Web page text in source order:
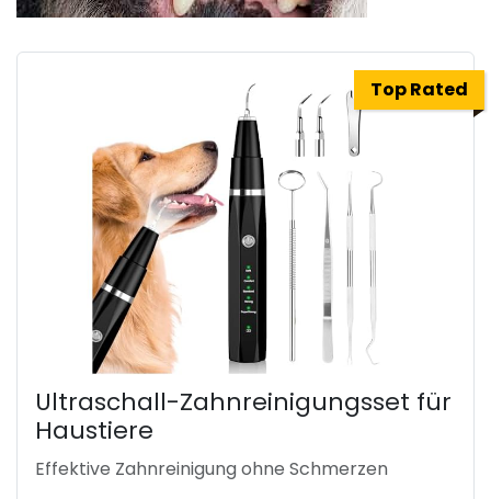
Top Rated
Ultraschall-Zahnreinigungsset für
Haustiere
Effektive Zahnreinigung ohne Schmerzen